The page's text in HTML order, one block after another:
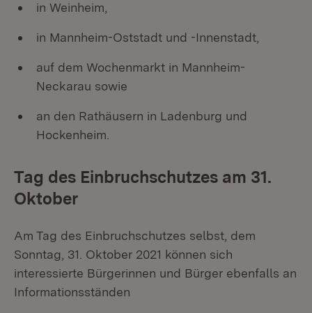
in Weinheim,
in Mannheim-Oststadt und -Innenstadt,
auf dem Wochenmarkt in Mannheim-
Neckarau sowie
an den Rathäusern in Ladenburg und
Hockenheim.
Tag des Einbruchschutzes am 31.
Oktober
Am Tag des Einbruchschutzes selbst, dem
Sonntag, 31. Oktober 2021 können sich
interessierte Bürgerinnen und Bürger ebenfalls an
Informationsständen